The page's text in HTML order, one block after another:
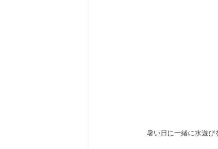
暑い日に一緒に水遊